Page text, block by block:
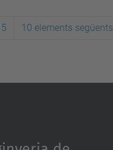
10 elements següents